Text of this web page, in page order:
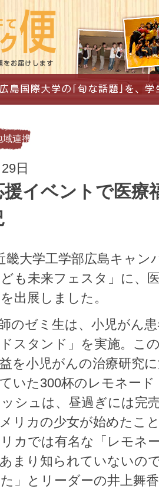
域連携
日
イベントで医療
畿大学工学部広島キャン
も未来フェスタ」に、
出展しました。
のゼミ生は、小児がん
ドスタンド」を実施。こ
を小児がんの治療研究
いた300杯のレモネー
シュは、昼過ぎには完
リカの少女が始めたこ
カでは有名な「レモネ
あまり知られていないの
」とリーダーの井上舞